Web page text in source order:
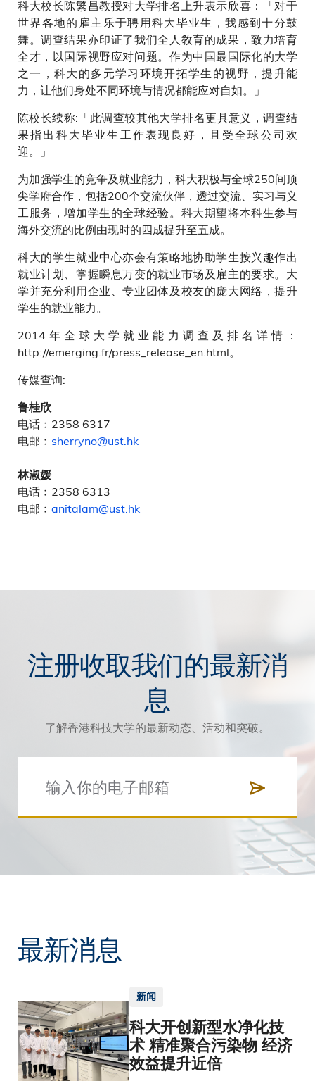
科大校长陈繁昌教授对大学排名上升表示欣喜：「对于
世界各地的雇主乐于聘用科大毕业生，我感到十分鼓
舞。调查结果亦印证了我们全人敎育的成果，致力培育
全才，以国际视野应对问题。作为中国最国际化的大学
之一，科大的多元学习环境开拓学生的视野，提升能
力，让他们身处不同环境与情况都能应对自如。」
陈校长续称:「此调查较其他大学排名更具意义，调查结
果指出科大毕业生工作表现良好，且受全球公司欢
迎。」
为加强学生的竞争及就业能力，科大积极与全球250间顶
尖学府合作，包括200个交流伙伴，透过交流、实习与义
工服务，增加学生的全球经验。科大期望将本科生参与
海外交流的比例由现时的四成提升至五成。
科大的学生就业中心亦会有策略地协助学生按兴趣作出
就业计划、掌握瞬息万变的就业市场及雇主的要求。大
学并充分利用企业、专业团体及校友的庞大网络，提升
学生的就业能力。
2014年全球大学就业能力调查及排名详情：
http://emerging.fr/press_release_en.html。
传媒查询:
鲁桂欣
电话﹕2358 6317
电邮﹕ sherryno@ust.hk
林淑媛
电话﹕2358 6313
电邮﹕ anitalam@ust.hk
注册收取我们的最新消
息
了解香港科技大学的最新动态、活动和突破。
最新消息
新闻
科大开创新型水净化技
术 精准聚合污染物 经济
效益提升近倍